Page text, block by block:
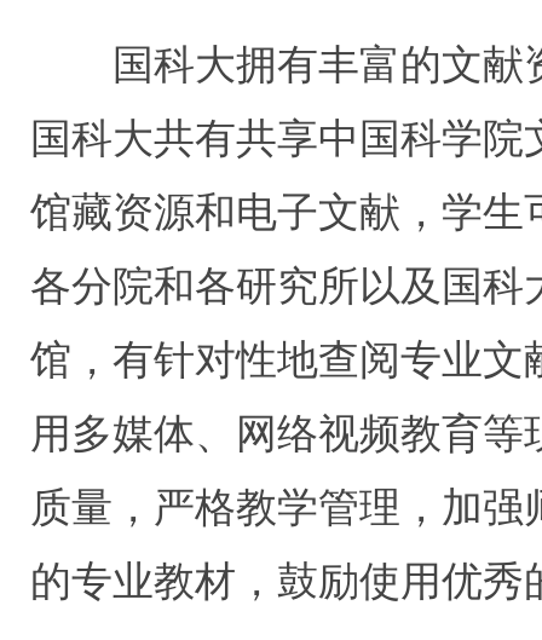
国科大拥有丰富的文
国科大共有共享中国科学
馆藏资源和电子文献，学
各分院和各研究所以及国
馆，有针对性地查阅专业
用多媒体、网络视频教育
质量，严格教学管理，加
的专业教材，鼓励使用优